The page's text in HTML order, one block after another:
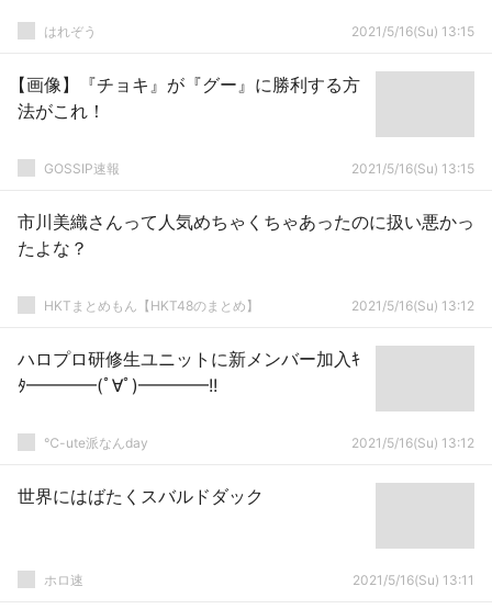
はれぞう 2021/5/16(Su) 13:15
【画像】『チョキ』が『グー』に勝利する方
法がこれ！
GOSSIP速報 2021/5/16(Su) 13:15
市川美織さんって人気めちゃくちゃあったのに扱い悪かっ
たよな？
HKTまとめもん【HKT48のまとめ】 2021/5/16(Su) 13:12
ハロプロ研修生ユニットに新メンバー加入ｷ
ﾀ━━━━(ﾟ∀ﾟ)━━━━!!
℃-ute派なんday 2021/5/16(Su) 13:12
世界にはばたくスバルドダック
ホロ速 2021/5/16(Su) 13:11